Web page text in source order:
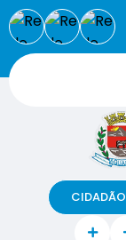
CIDADÃO